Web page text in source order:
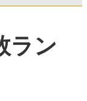
ラン